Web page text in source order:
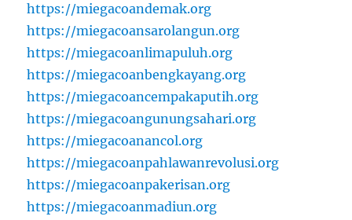
https://miegacoandemak.org
https://miegacoansarolangun.org
https://miegacoanlimapuluh.org
https://miegacoanbengkayang.org
https://miegacoancempakaputih.org
https://miegacoangunungsahari.org
https://miegacoanancol.org
https://miegacoanpahlawanrevolusi.org
https://miegacoanpakerisan.org
https://miegacoanmadiun.org